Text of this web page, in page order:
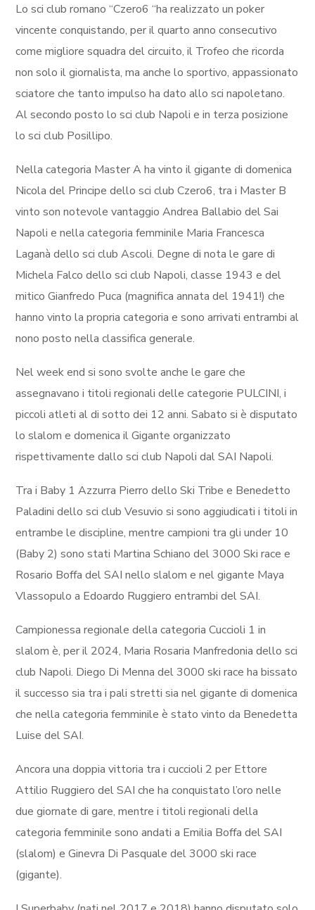
Lo sci club romano “Czero6 “ha realizzato un poker
vincente conquistando, per il quarto anno consecutivo
come migliore squadra del circuito, il Trofeo che ricorda
non solo il giornalista, ma anche lo sportivo, appassionato
sciatore che tanto impulso ha dato allo sci napoletano.
Al secondo posto lo sci club Napoli e in terza posizione
lo sci club Posillipo.
Nella categoria Master A ha vinto il gigante di domenica
Nicola del Principe dello sci club Czero6, tra i Master B
vinto son notevole vantaggio Andrea Ballabio del Sai
Napoli e nella categoria femminile Maria Francesca
Laganà dello sci club Ascoli. Degne di nota le gare di
Michela Falco dello sci club Napoli, classe 1943 e del
mitico Gianfredo Puca (magnifica annata del 1941!) che
hanno vinto la propria categoria e sono arrivati entrambi al
nono posto nella classifica generale.
Nel week end si sono svolte anche le gare che
assegnavano i titoli regionali delle categorie PULCINI, i
piccoli atleti al di sotto dei 12 anni. Sabato si è disputato
lo slalom e domenica il Gigante organizzato
rispettivamente dallo sci club Napoli dal SAI Napoli.
Tra i Baby 1 Azzurra Pierro dello Ski Tribe e Benedetto
Paladini dello sci club Vesuvio si sono aggiudicati i titoli in
entrambe le discipline, mentre campioni tra gli under 10
(Baby 2) sono stati Martina Schiano del 3000 Ski race e
Rosario Boffa del SAI nello slalom e nel gigante Maya
Vlassopulo a Edoardo Ruggiero entrambi del SAI.
Campionessa regionale della categoria Cuccioli 1 in
slalom è, per il 2024, Maria Rosaria Manfredonia dello sci
club Napoli. Diego Di Menna del 3000 ski race ha bissato
il successo sia tra i pali stretti sia nel gigante di domenica
che nella categoria femminile è stato vinto da Benedetta
Luise del SAI.
Ancora una doppia vittoria tra i cuccioli 2 per Ettore
Attilio Ruggiero del SAI che ha conquistato l’oro nelle
due giornate di gare, mentre i titoli regionali della
categoria femminile sono andati a Emilia Boffa del SAI
(slalom) e Ginevra Di Pasquale del 3000 ski race
(gigante).